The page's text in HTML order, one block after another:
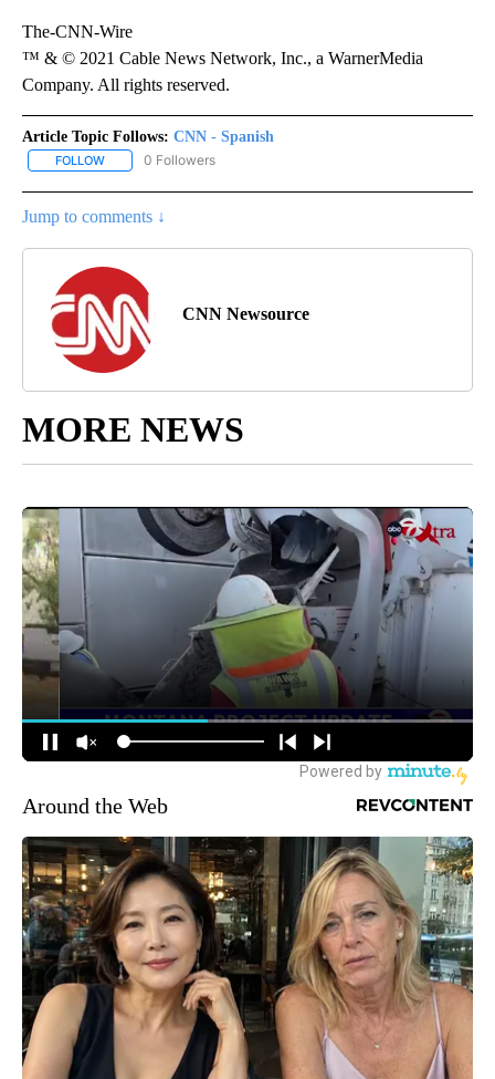
The-CNN-Wire
™ & © 2021 Cable News Network, Inc., a WarnerMedia
Company. All rights reserved.
Article Topic Follows: CNN - Spanish
FOLLOW FOLLOW "CNN - SPANISH" TO RECEIVE NOTIFICATIONS ABOUT
0 Followers
Jump to comments ↓
CNN Newsource
MORE NEWS
Around the Web